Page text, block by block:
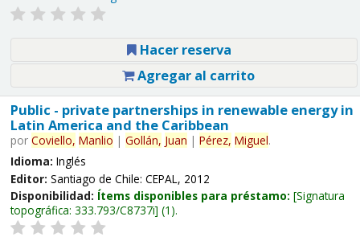
Hacer reserva
Agregar al carrito
Public - private partnerships in renewable energy in
Latin America and the Caribbean
por Coviello, Manlio | Gollán, Juan | Pérez, Miguel.
Idioma: Inglés
Editor: Santiago de Chile: CEPAL, 2012
Disponibilidad: Ítems disponibles para préstamo: Signatura
topográfica: 333.793/C8737i (1).